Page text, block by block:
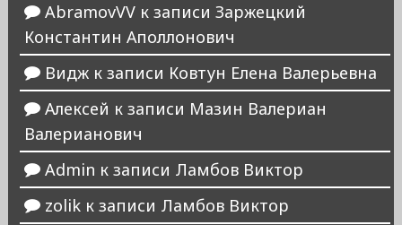
AbramovVVк записи Заржецкий
Константин Аполлонович
Виджк записи Ковтун Елена Валерьевна
Алексей к записи Мазин Валериан
Валерианович
Admin к записи Ламбов Виктор
zolikк записи Ламбов Виктор